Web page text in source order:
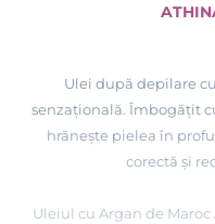
Ulei după depilare
senzaţională. Îmbogăţit
hrăneşte pielea în
corectă şi
Uleiul cu Argan de Maroc